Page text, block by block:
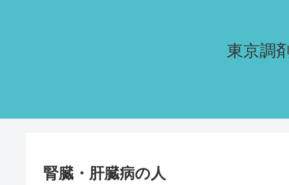
東京調
腎臓・肝臓病の人